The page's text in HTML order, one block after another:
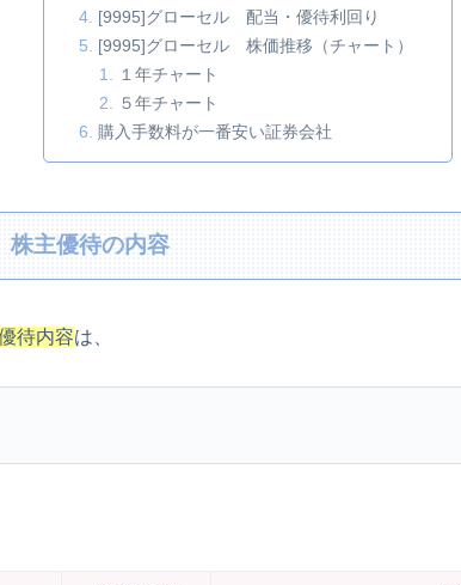
[9995]グローセル 配当・優待利回り
[9995]グローセル 株価推移（チャート）
１年チャート
５年チャート
購入手数料が一番安い証券会社
主優待の内容
待内容は、